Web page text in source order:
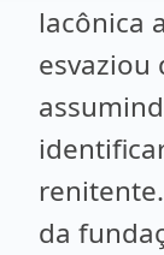
lacônica
esvaziou
da